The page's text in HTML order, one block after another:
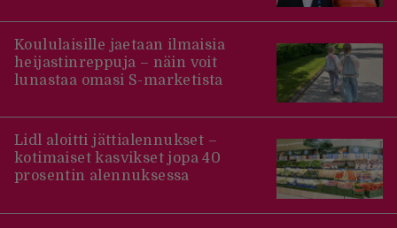
Koululaisille jaetaan ilmaisia
heijastinreppuja – näin voit
lunastaa omasi S-marketista
Lidl aloitti jättialennukset –
kotimaiset kasvikset jopa 40
prosentin alennuksessa